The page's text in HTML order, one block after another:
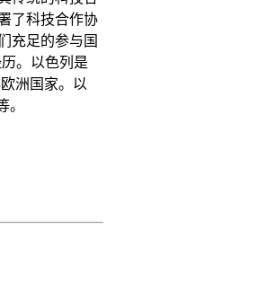
了科技合作协
充足的参与国
。以色列是
洲国家。以
。